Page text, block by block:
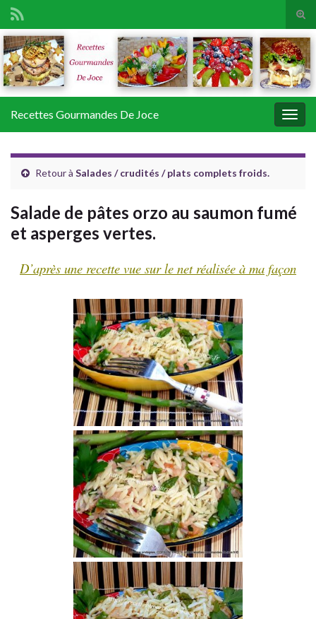
Search for:
Recettes Gourmandes De Joce
Retour à Salades / crudités / plats complets froids.
Salade de pâtes orzo au saumon fumé
et asperges vertes.
D’après une recette vue sur le net réalisée à ma façon